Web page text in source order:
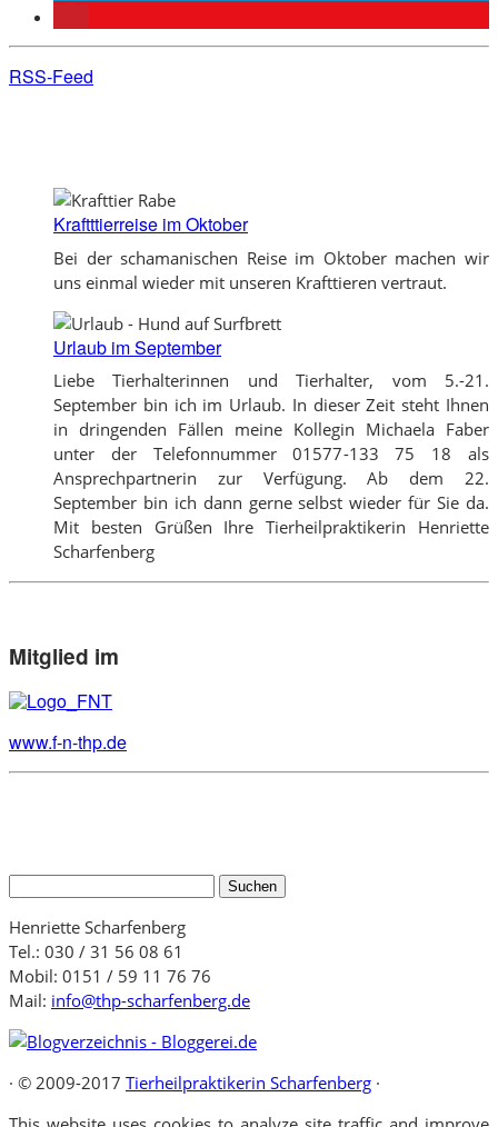
RSS-Feed
Kraftttierreise im Oktober
Bei der schamanischen Reise im Oktober machen wir
uns einmal wieder mit unseren Krafttieren vertraut.
Urlaub im September
Liebe Tierhalterinnen und Tierhalter, vom 5.-21.
September bin ich im Urlaub. In dieser Zeit steht Ihnen
in dringenden Fällen meine Kollegin Michaela Faber
unter der Telefonnummer 01577-133 75 18 als
Ansprechpartnerin zur Verfügung. Ab dem 22.
September bin ich dann gerne selbst wieder für Sie da.
Mit besten Grüßen Ihre Tierheilpraktikerin Henriette
Scharfenberg
Mitglied im
www.f-n-thp.de
Suchen
Henriette Scharfenberg
Tel.: 030 / 31 56 08 61
Mobil: 0151 / 59 11 76 76
Mail: info@thp-scharfenberg.de
· © 2009-2017 Tierheilpraktikerin Scharfenberg ·